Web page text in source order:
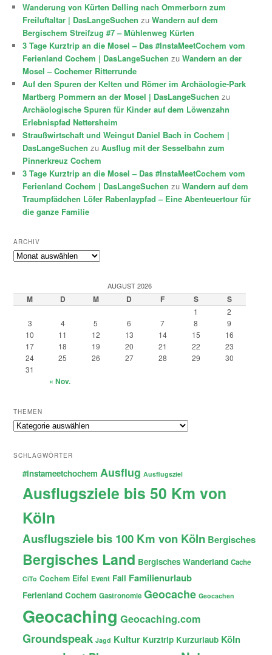
Wanderung von Kürten Delling nach Ommerborn zum
Freiluftaltar | DasLangeSuchen zuWandern auf dem
Bergischem Streifzug #7 – Mühlenweg Kürten
3 Tage Kurztrip an die Mosel – Das #InstaMeetCochem vom
Ferienland Cochem | DasLangeSuchen zuWandern an der
Mosel – Cochemer Ritterrunde
Auf den Spuren der Kelten und Römer im Archäologie-Park
Martberg Pommern an der Mosel | DasLangeSuchen zu
Archäologische Spuren für Kinder auf dem Löwenzahn
Erlebnispfad Nettersheim
Straußwirtschaft und Weingut Daniel Bach in Cochem |
DasLangeSuchen zuAusflug mit der Sesselbahn zum
Pinnerkreuz Cochem
3 Tage Kurztrip an die Mosel – Das #InstaMeetCochem vom
Ferienland Cochem | DasLangeSuchen zuWandern auf dem
Traumpfädchen Löfer Rabenlaypfad – Eine Abenteuertour für
die ganze Familie
ARCHIV
Archiv
AUGUST 2026
M D M D F S S
1
2
3
4 5 6 7 8
9
10
11 12 13 14 15
16
17
18 19 20 21 22
23
24
25 26 27 28 29
30
31
« Nov.
THEMEN
Themen
SCHLAGWÖRTER
#instameetchochem Ausflug Ausflugsziel
Ausflugsziele bis 50 Km von
Köln
Ausflugsziele bis 100 Km von Köln Bergisches
Bergisches Land Bergisches Wanderland Cache
CiTo Cochem Eifel Event Fail Familienurlaub
Ferienland Cochem Gastronomie Geocache Geocachen
Geocaching Geocaching.com
Groundspeak Jagd Kultur Kurztrip Kurzurlaub Köln